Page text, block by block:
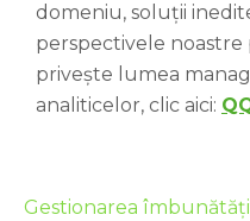
domeniu, soluții
perspectivele noastre
privește lumea
analiticelor, clic aici:
Gestionarea